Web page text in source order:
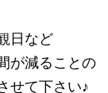
日など
が減ることの
せて下さい♪